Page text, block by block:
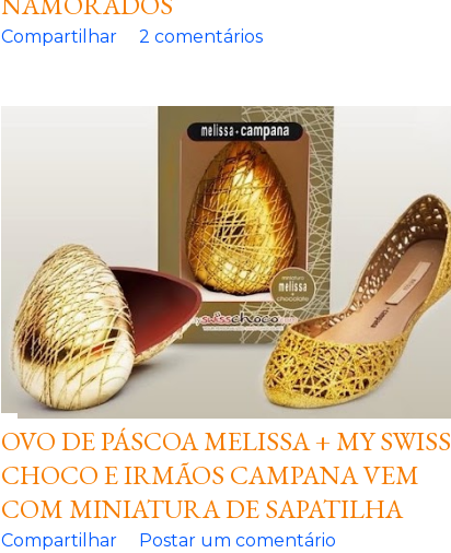
Compartilhar 2 comentários
OVO DE PÁSCOA MELISSA + MY SWISS
CHOCO E IRMÃOS CAMPANA VEM
COM MINIATURA DE SAPATILHA
Compartilhar Postar um comentário